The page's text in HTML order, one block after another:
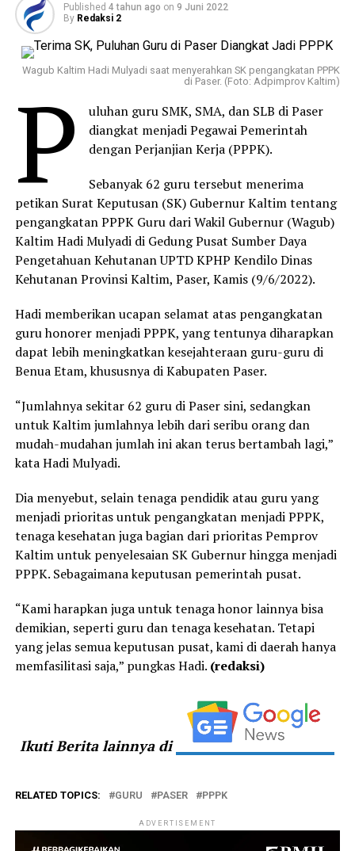
Published 4 tahun ago on 9 Juni 2022
By Redaksi 2
Wagub Kaltim Hadi Mulyadi saat menyerahkan SK pengangkatan PPPK
di Paser. (Foto: Adpimprov Kaltim)
P
uluhan guru SMK, SMA, dan SLB di Paser
diangkat menjadi Pegawai Pemerintah
dengan Perjanjian Kerja (PPPK).
Sebanyak 62 guru tersebut menerima
petikan Surat Keputusan (SK) Gubernur Kaltim tentang
pengangkatan PPPK Guru dari Wakil Gubernur (Wagub)
Kaltim Hadi Mulyadi di Gedung Pusat Sumber Daya
Pengetahuan Kehutanan UPTD KPHP Kendilo Dinas
Kehutanan Provinsi Kaltim, Paser, Kamis (9/6/2022).
Hadi memberikan ucapan selamat atas pengangkatan
guru honorer menjadi PPPK, yang tentunya diharapkan
dapat lebih meningkatkan kesejahteraan guru-guru di
Benua Etam, khususnya di Kabupaten Paser.
“Jumlahnya sekitar 62 guru di Paser sini, sedangkan
untuk Kaltim jumlahnya lebih dari seribu orang dan
mudah-mudahan jumlah ini akan terus bertambah lagi,”
kata Hadi Mulyadi.
Dia menyebut, selain tenaga pendidik atau guru yang
menjadi prioritas untuk pengangkatan menjadi PPPK,
tenaga kesehatan juga bagian dari prioritas Pemprov
Kaltim untuk penyelesaian SK Gubernur hingga menjadi
PPPK. Sebagaimana keputusan pemerintah pusat.
“Kami harapkan juga untuk tenaga honor lainnya bisa
demikian, seperti guru dan tenaga kesehatan. Tetapi
yang jelas semua keputusan pusat, kami di daerah hanya
memfasilitasi saja,” pungkas Hadi. (redaksi)
Ikuti Berita lainnya di
RELATED TOPICS: GURU PASER PPPK
ADVERTISEMENT